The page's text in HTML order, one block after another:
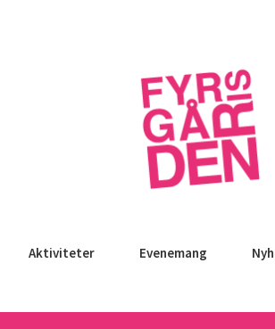
Aktiviteter Evenemang